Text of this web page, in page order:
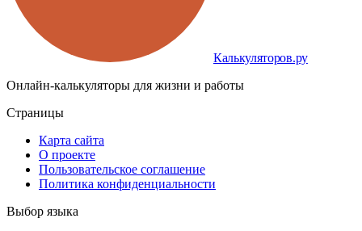
Калькуляторов.ру
Онлайн-калькуляторы для жизни и работы
Страницы
Карта сайта
О проекте
Пользовательское соглашение
Политика конфиденциальности
Выбор языка